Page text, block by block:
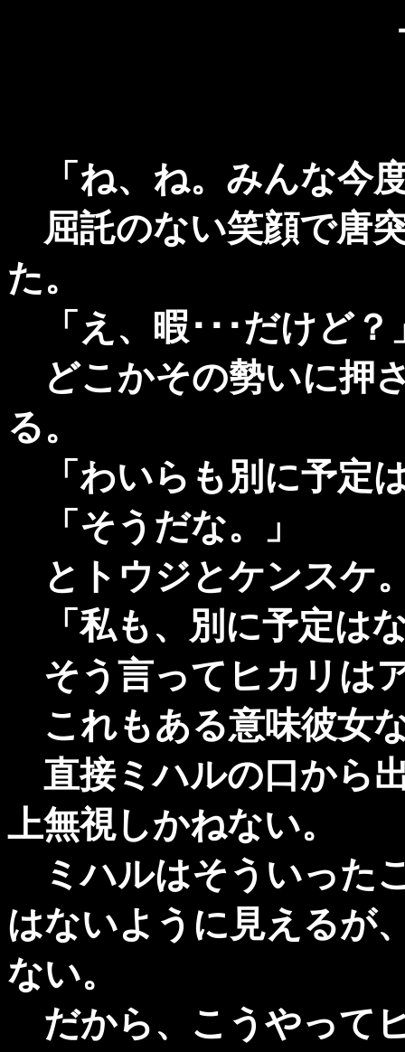
「ね、ね。みんな今
屈託のない笑顔で唐
た。
「え、暇･･･だけど？
どこかその勢いに押
る。
「わいらも別に予定
「そうだな。」
とトウジとケンスケ
「私も、別に予定は
そう言ってヒカリは
これもある意味彼女
直接ミハルの口から
上無視しかねない。
ミハルはそういった
はないように見えるが
ない。
だから、こうやって